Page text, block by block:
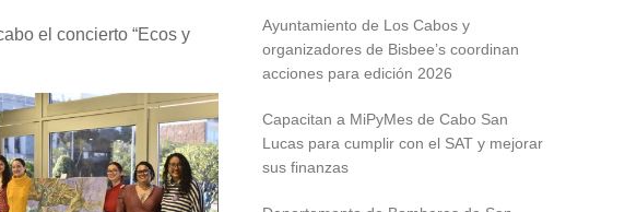
el concierto “Ecos y
Ayuntamiento de Los Cabos y
organizadores de Bisbee’s coordinan
acciones para edición 2026
Capacitan a MiPyMes de Cabo San
Lucas para cumplir con el SAT y mejorar
sus finanzas